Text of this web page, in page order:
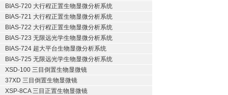
BIAS-720 大行程正置生物显微分析系统
BIAS-721 大行程正置生物显微分析系统
BIAS-722 大行程正置生物显微分析系统
BIAS-723 无限远光学生物显微分析系统
BIAS-724 超大平台生物显微分析系统
BIAS-725 无限远光学生物显微分析系统
XSD-100 三目倒置生物显微镜
37XD 三目倒置生物显微镜
XSP-8CA 三目正置生物显微镜